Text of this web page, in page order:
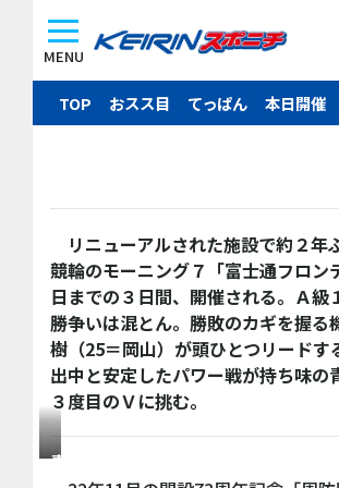
MENU
TOP おスス目 てっぱん 本日開催
リニューアルされた施設で約２
競輪のモーニング７「富士通フロン
日までの３日間、開催される。Ａ
勝争いは混とん。勝敗のカギを握る
樹（25＝岡山）が頭ひとつリード
出中と安定したパワー戦が持ち味
３度目のＶに挑む。
青